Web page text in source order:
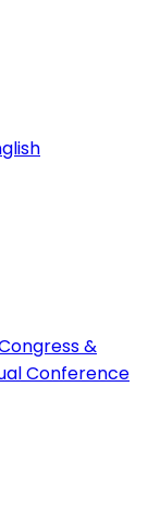
&
Conference